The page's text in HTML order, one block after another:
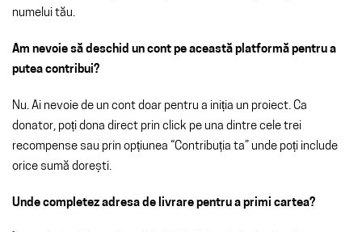
numelui tău.
Am nevoie să deschid un cont pe această platformă pentru a
putea contribui?
Nu. Ai nevoie de un cont doar pentru a iniția un proiect. Ca
donator, poți dona direct prin click pe una dintre cele trei
recompense sau prin opțiunea “Contribuția ta” unde poți include
orice sumă dorești.
Unde completez adresa de livrare pentru a primi cartea?